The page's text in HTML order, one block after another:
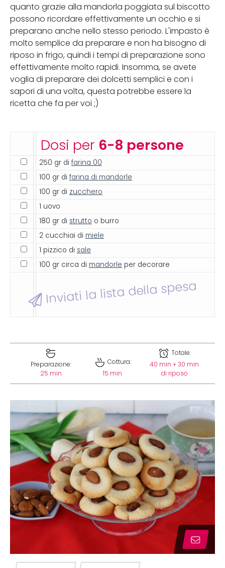
quanto grazie alla mandorla poggiata sul biscotto
possono ricordare effettivamente un occhio e si
preparano anche nello stesso periodo. L'impasto è
molto semplice da preparare e non ha bisogno di
riposo in frigo, quindi i tempi di preparazione sono
effettivamente molto rapidi. Insomma, se avete
voglia di preparare dei dolcetti semplici e con i
sapori di una volta, questa potrebbe essere la
ricetta che fa per voi ;)
Dosi per 6-8 persone
250 gr di farina 00
100 gr di farina di mandorle
100 gr di zucchero
1 uovo
180 gr di strutto o burro
2 cucchiai di miele
1 pizzico di sale
100 gr circa di mandorle per decorare
Inviati la lista della spesa
Preparazione:
25 min
Cottura:
15 min
Totale:
40 min + 30 min
di riposo